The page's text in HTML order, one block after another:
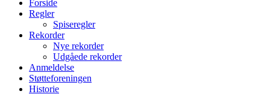
Forside
Regler
Spiseregler
Rekorder
Nye rekorder
Udgåede rekorder
Anmeldelse
Støtteforeningen
Historie